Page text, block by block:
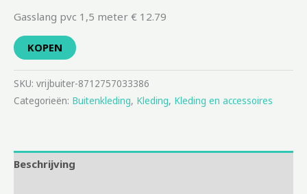
Gasslang pvc 1,5 meter € 12.79
KOPEN
SKU: vrijbuiter-8712757033386
Categorieën: Buitenkleding, Kleding, Kleding en accessoires
Beschrijving